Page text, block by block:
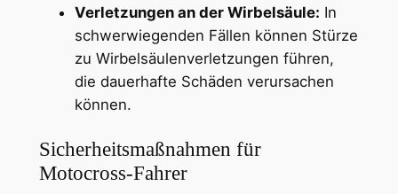
Verletzungen an der Wirbelsäule: In
schwerwiegenden Fällen können Stürze
zu Wirbelsäulenverletzungen führen,
die dauerhafte Schäden verursachen
können.
Sicherheitsmaßnahmen für
Motocross-Fahrer